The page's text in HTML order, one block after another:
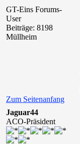
GT-Eins Forums-
User
Beiträge: 8198
Müllheim
Zum Seitenanfang
Jaguar44
ACO-Präsident